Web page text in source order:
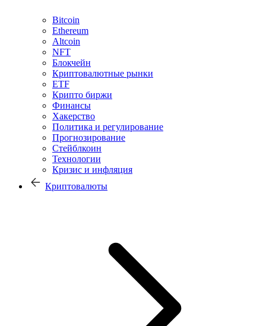
Bitcoin
Ethereum
Altcoin
NFT
Блокчейн
Криптовалютные рынки
ETF
Крипто биржи
Финансы
Хакерство
Политика и регулирование
Прогнозирование
Стейблкоин
Технологии
Кризис и инфляция
Криптовалюты